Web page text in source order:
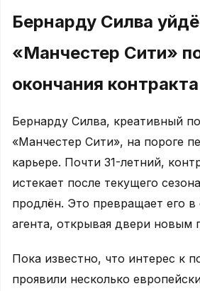
Бернарду Силва
«Манчестер Сити»
окончания контракта
Бернарду Силва, креативный
«Манчестер Сити», на пороге
карьере. Почти 31-летний,
истекает после текущего
продлён. Это превращает его в
агента, открывая двери новым
Пока известно, что интерес к
проявили несколько